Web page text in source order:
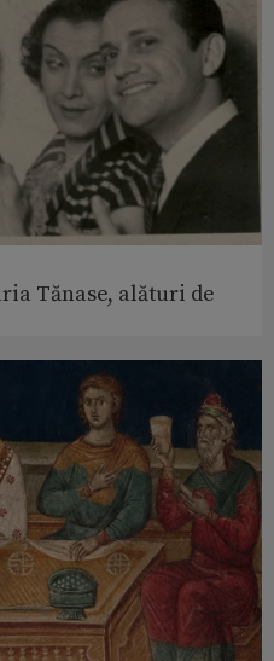
Tănase, alături de